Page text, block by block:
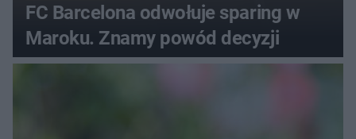
FC Barcelona odwołuje sparing w
Maroku. Znamy powód decyzji